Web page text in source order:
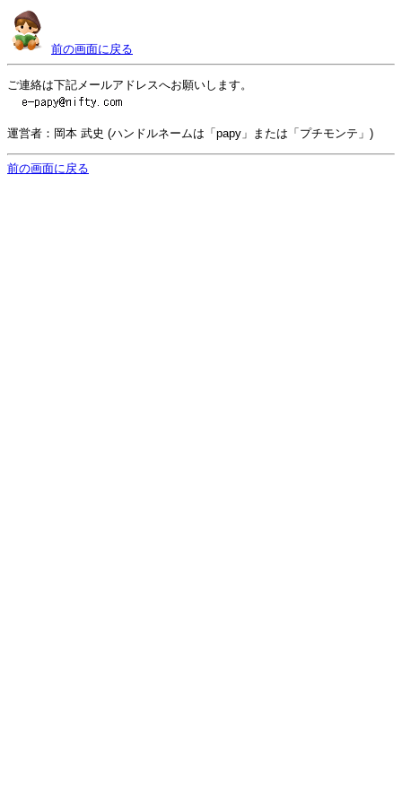
前の画面に戻る
ご連絡は下記メールアドレスへお願いします。
運営者：岡本 武史 (ハンドルネームは「papy」または「プチモンテ」)
前の画面に戻る